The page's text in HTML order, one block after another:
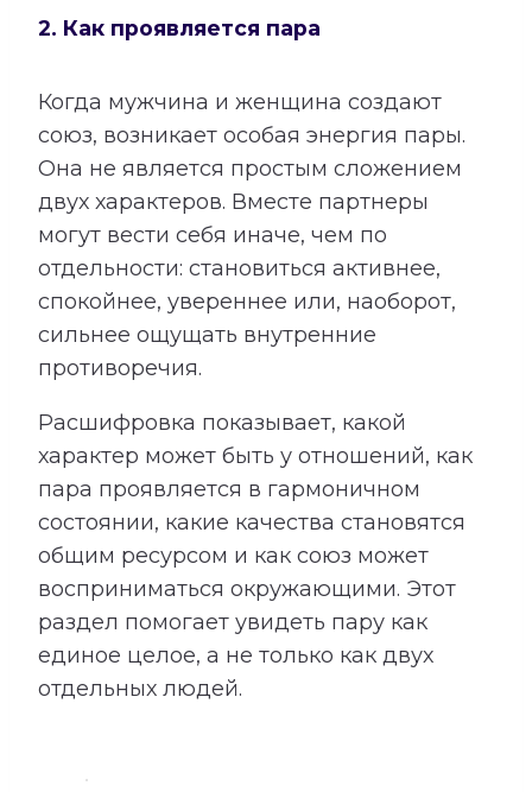
2. Как проявляется пара
Когда мужчина и женщина создают
союз, возникает особая энергия пары.
Она не является простым сложением
двух характеров. Вместе партнеры
могут вести себя иначе, чем по
отдельности: становиться активнее,
спокойнее, увереннее или, наоборот,
сильнее ощущать внутренние
противоречия.
Расшифровка показывает, какой
характер может быть у отношений, как
пара проявляется в гармоничном
состоянии, какие качества становятся
общим ресурсом и как союз может
восприниматься окружающими. Этот
раздел помогает увидеть пару как
единое целое, а не только как двух
отдельных людей.